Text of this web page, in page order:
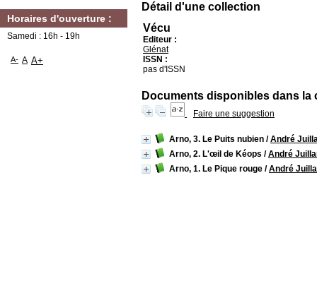
Détail d'une collection
Vécu
Editeur :
Glénat
ISSN :
pas d'ISSN
Documents disponibles dans la
Faire une suggestion
Arno, 3. Le Puits nubien /André
Arno, 2. L'œil de Kéops /André
Arno, 1. Le Pique rouge /André
Horaires d'ouverture :
Samedi : 16h - 19h
A- A A+